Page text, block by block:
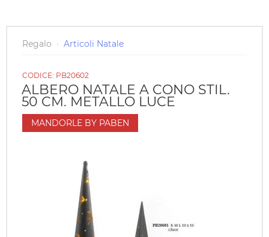
Regalo › Articoli Natale
CODICE: PB20602
ALBERO NATALE A CONO STIL.
50 CM. METALLO LUCE
MANDORLE BY PABEN